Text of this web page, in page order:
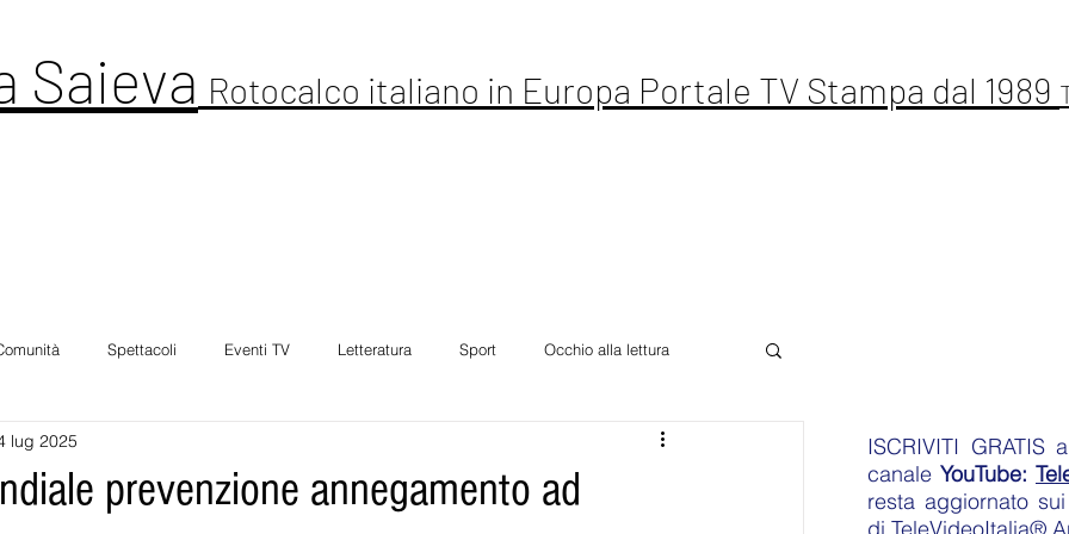
Spettacoli Eventi TV Letteratura Sport Occhio alla lettura
prevenzione annegamento ad
lug 2025 ISCRIVITI GRATIS
canale YouTube:
resta aggiornato
Saieva Rotocalco italiano in Europa Portale TV Stampa dal 1989